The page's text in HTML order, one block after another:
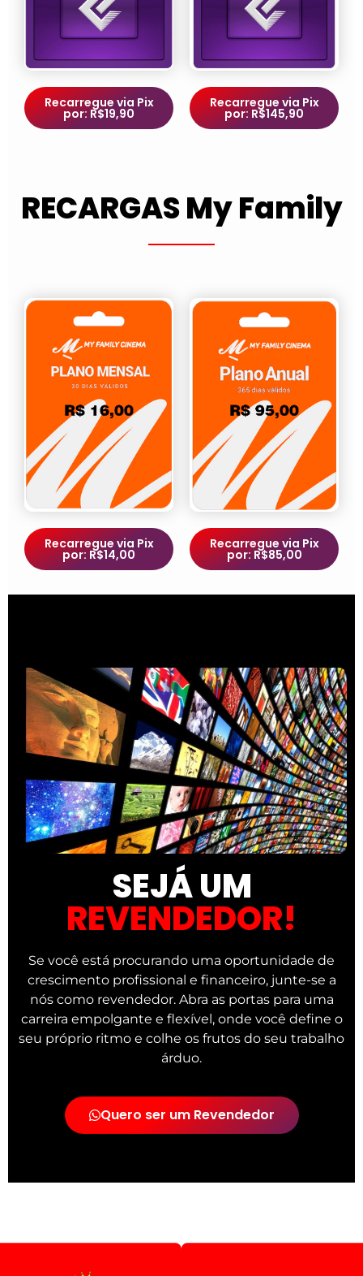
Recarregue via Pix
por: R$19,90
Recarregue via Pix
por: R$145,90
RECARGAS My Family
Recarregue via Pix
por: R$14,00
Recarregue via Pix
por: R$85,00
SEJÁ UM
REVENDEDOR!
Se você está procurando uma oportunidade de
crescimento profissional e financeiro, junte-se a
nós como revendedor. Abra as portas para uma
carreira empolgante e flexível, onde você define o
seu próprio ritmo e colhe os frutos do seu trabalho
árduo.
Quero ser um Revendedor